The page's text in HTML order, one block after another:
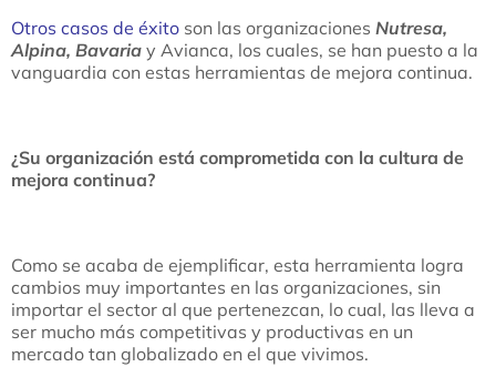
Otros casos de éxito son las organizaciones Nutresa,
Alpina, Bavaria y Avianca, los cuales, se han puesto a la
vanguardia con estas herramientas de mejora continua.
¿Su organización está comprometida con la cultura de
mejora continua?
Como se acaba de ejemplificar, esta herramienta logra
cambios muy importantes en las organizaciones, sin
importar el sector al que pertenezcan, lo cual, las lleva a
ser mucho más competitivas y productivas en un
mercado tan globalizado en el que vivimos.